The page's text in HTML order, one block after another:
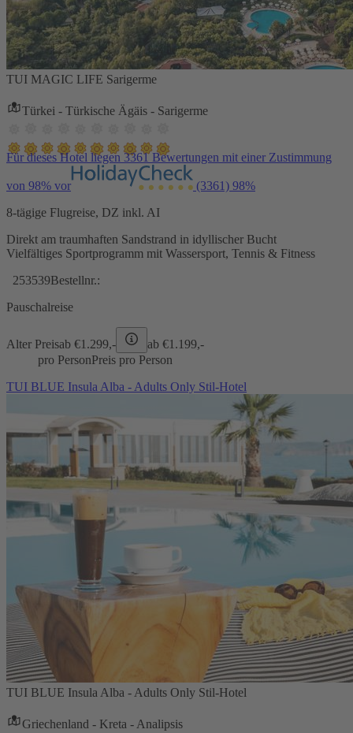
TUI MAGIC LIFE Sarigerme
Türkei - Türkische Ägäis - Sarigerme
Für dieses Hotel liegen 3361 Bewertungen mit einer Zustimmung
von 98% vor (3361) 98%
8-tägige Flugreise, DZ inkl. AI
Direkt am traumhaften Sandstrand in idyllischer Bucht
Vielfältiges Sportprogramm mit Wassersport, Tennis & Fitness
253539Bestellnr.:
Pauschalreise
Alter Preisab €1.299,- ab €1.199,-
pro PersonPreis pro Person
TUI BLUE Insula Alba - Adults Only Stil-Hotel
TUI BLUE Insula Alba - Adults Only Stil-Hotel
Griechenland - Kreta - Analipsis